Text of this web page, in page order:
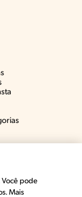
Você pode
Mais